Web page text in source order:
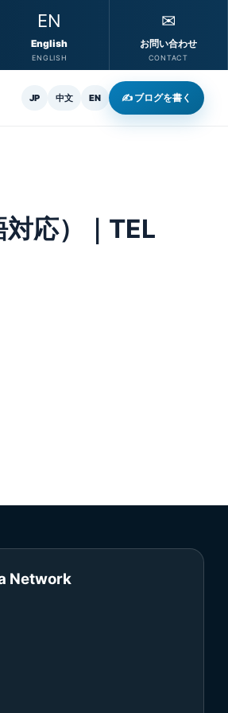
EN
English
ENGLISH
✉
お問い合わせ
CONTACT
JP 中文 EN ✍ ブログを書く
応）｜TEL
Network